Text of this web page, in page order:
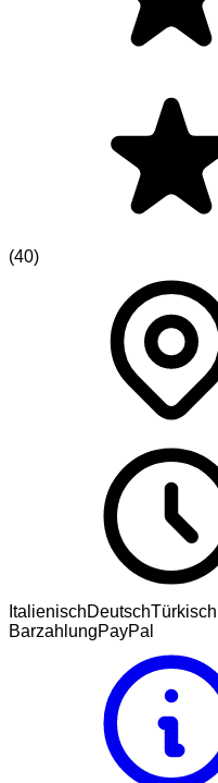
(40)
ItalienischDeutschTürkisch
BarzahlungPayPal